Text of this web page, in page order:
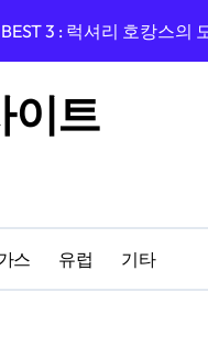
3 : 럭셔리 호캉스의
이 호텔과 카지노 앰버서
텔 리버티 프라하와 카
후기, 카지노 앰버서더까지
라 호텔과 도보 3분 카
이트
스 유럽 기타